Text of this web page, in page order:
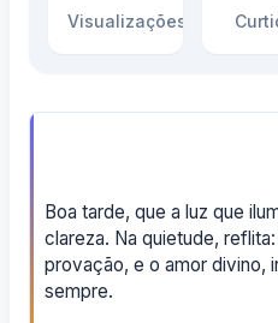
Visualizações
Boa tarde, que a luz que
clareza. Na quietude,
provação, e o amor divino,
sempre.